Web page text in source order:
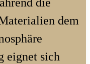
die
dem
eignet sich